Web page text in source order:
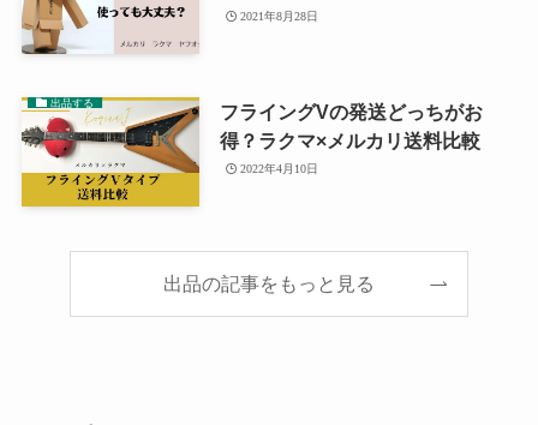
2021年8月28日
出品する
フライングVの発送どっちがお
得？ラクマ×メルカリ送料比較
2022年4月10日
出品の記事をもっと見る